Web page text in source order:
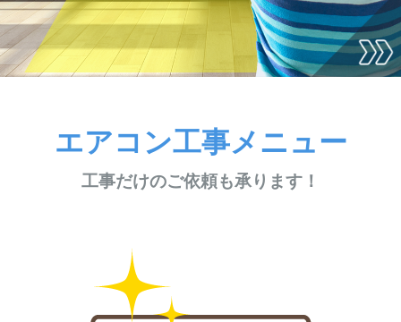
エアコン工事メニュー
工事だけのご依頼も承ります！